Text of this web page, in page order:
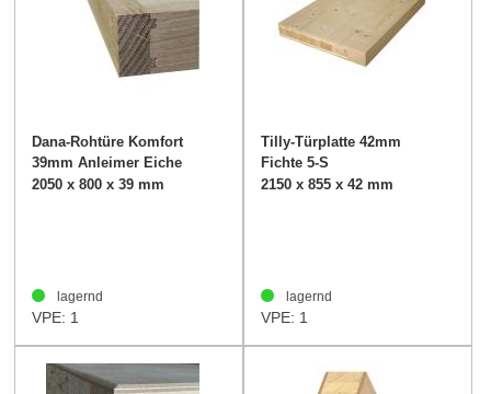
Dana-Rohtüre Komfort
39mm Anleimer Eiche
2050 x 800 x 39 mm
lagernd
VPE: 1
Tilly-Türplatte 42mm
Fichte 5-S
2150 x 855 x 42 mm
lagernd
VPE: 1